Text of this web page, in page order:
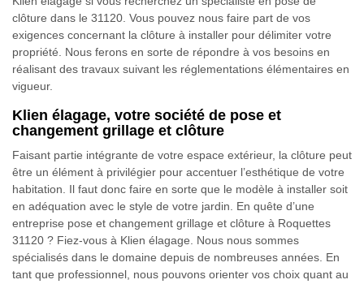
clôture dans le 31120. Vous pouvez nous faire part de vos
exigences concernant la clôture à installer pour délimiter votre
propriété. Nous ferons en sorte de répondre à vos besoins en
réalisant des travaux suivant les réglementations élémentaires en
vigueur.
Klien élagage, votre société de pose et
changement grillage et clôture
Faisant partie intégrante de votre espace extérieur, la clôture peut
être un élément à privilégier pour accentuer l’esthétique de votre
habitation. Il faut donc faire en sorte que le modèle à installer soit
en adéquation avec le style de votre jardin. En quête d’une
entreprise pose et changement grillage et clôture à Roquettes
31120 ? Fiez-vous à Klien élagage. Nous nous sommes
spécialisés dans le domaine depuis de nombreuses années. En
tant que professionnel, nous pouvons orienter vos choix quant au